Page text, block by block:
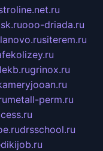
ooo-driada.ru
siterem.ru
grinox.ru
metall-perm.ru
drsschool.ru